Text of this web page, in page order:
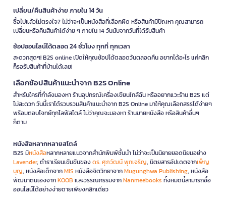
เปลี่ยน/คืนสินค้าง่าย ภายใน 14 วัน
ซื้อไปแล้วไม่ตรงใจ? ไม่ว่าจะเป็นหนังสือที่เลือกผิด หรือสินค้ามีปัญหา คุณสามารถ
เปลี่ยนหรือคืนสินค้าได้ง่าย ๆ ภายใน 14 วันนับจากวันที่ได้รับสินค้า
ช้อปออนไลน์ได้ตลอด 24 ชั่วโมง ทุกที่ ทุกเวลา
สะดวกสุดๆ! B2S online เปิดให้คุณช้อปได้ตลอดวันตลอดคืน อยากได้อะไร แค่คลิก
ก็รอรับสินค้าที่บ้านได้เลย!
เลือกช้อปสินค้าแนะนำจาก B2S Online
สำหรับใครที่กำลังมองหา ร้านอุปกรณ์เครื่องเขียนใกล้ฉัน หรืออยากแวะร้าน B2S แต่
ไม่สะดวก วันนี้เราได้รวบรวมสินค้าแนะนำจาก B2S Online มาให้คุณเลือกสรรได้ง่ายๆ
พร้อมตอบโจทย์ทุกไลฟ์สไตล์ ไม่ว่าคุณจะมองหา ร้านขายหนังสือ หรือสินค้าอื่นๆ
ก็ตาม
หนังสือหลากหลายสไตล์
B2S มีหนังสือหลากหลายแนวจากสำนักพิมพ์ชั้นนำ ไม่ว่าจะเป็นนิยายยอดนิยมอย่าง
Lavender, ตำราเรียนเข้มข้นของดร. ศุภวัฒน์ พุกเจริญ, นิตยสารอัปเดตจากเพ็ญ
บุญ, หนังสือเด็กจากMIS หนังสือจิตวิทยาจากMugunghwa Publishing, หนังสือ
พัฒนาตนเองจากKOOB และวรรณกรรมจากNanmeebooks ทั้งหมดนี้สามารถซื้อ
ออนไลน์ได้อย่างง่ายดายเพียงคลิกเดียว